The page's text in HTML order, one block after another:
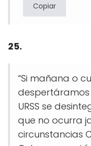
Copiar
25.
“Si mañana o
URSS se
que no ocurra
circunstancias